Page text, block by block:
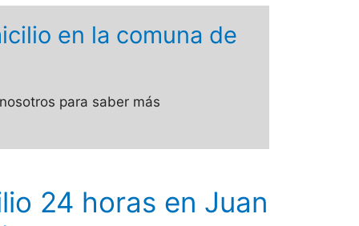
en la comuna de
para saber más
24 horas en Juan